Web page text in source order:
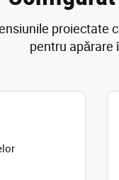
proiectate
pentru apărare